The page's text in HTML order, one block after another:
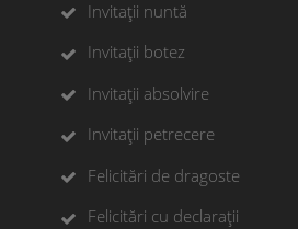
Invitații nuntă
Invitații botez
Invitații absolvire
Invitații petrecere
Felicitări de dragoste
Felicitări cu declarații